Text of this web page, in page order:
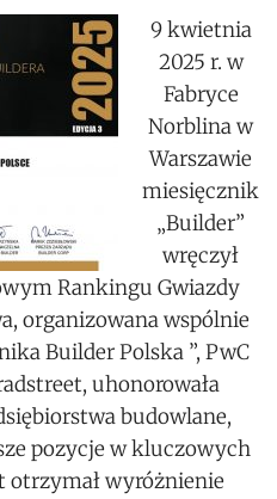
9 kwietnia
2025 r. w
Fabryce
Norblina w
Warszawie
miesięcznik
„Builder”
wręczył
Rankingu Gwiazdy
organizowana wspólnie
Builder Polska ”, PwC
uhonorowała
budowlane,
pozycje w kluczowych
wyróżnienie